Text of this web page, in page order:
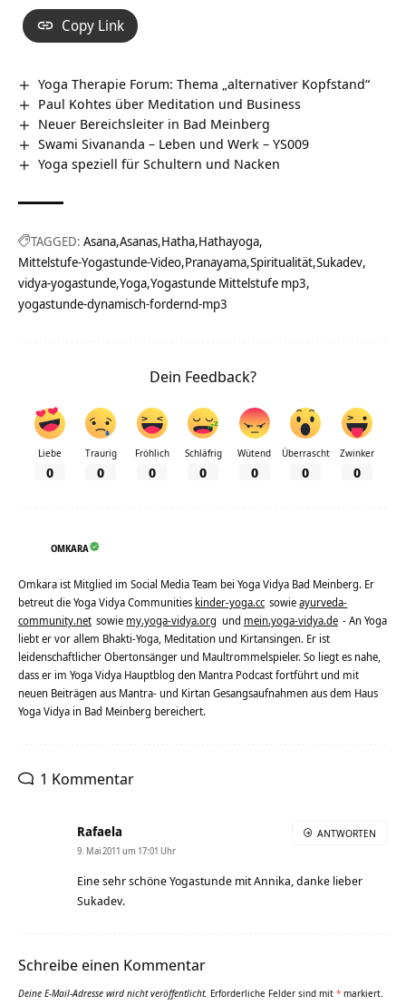
Copy Link
Yoga Therapie Forum: Thema „alternativer Kopfstand“
Paul Kohtes über Meditation und Business
Neuer Bereichsleiter in Bad Meinberg
Swami Sivananda – Leben und Werk – YS009
Yoga speziell für Schultern und Nacken
TAGGED: Asana Asanas Hatha Hathayoga
Mittelstufe-Yogastunde-Video Pranayama Spiritualität Sukadev
vidya-yogastunde Yoga Yogastunde Mittelstufe mp3
yogastunde-dynamisch-fordernd-mp3
Dein Feedback?
Liebe
0
Traurig
0
Fröhlich
0
Schläfrig
0
Wütend
0
Überrascht
0
Zwinker
0
OMKARA
Omkara ist Mitglied im Social Media Team bei Yoga Vidya Bad Meinberg. Er
betreut die Yoga Vidya Communities kinder-yoga.cc sowieayurveda-
community.net sowie my.yoga-vidya.org und mein.yoga-vidya.de - An Yoga
liebt er vor allem Bhakti-Yoga, Meditation und Kirtansingen. Er ist
leidenschaftlicher Obertonsänger und Maultrommelspieler. So liegt es nahe,
dass er im Yoga Vidya Hauptblog den Mantra Podcast fortführt und mit
neuen Beiträgen aus Mantra- und Kirtan Gesangsaufnahmen aus dem Haus
Yoga Vidya in Bad Meinberg bereichert.
1 Kommentar
Rafaela
9. Mai 2011 um 17:01 Uhr
Eine sehr schöne Yogastunde mit Annika, danke lieber
Sukadev.
ANTWORTEN
Schreibe einen Kommentar
Deine E-Mail-Adresse wird nicht veröffentlicht. Erforderliche Felder sind mit * markiert.